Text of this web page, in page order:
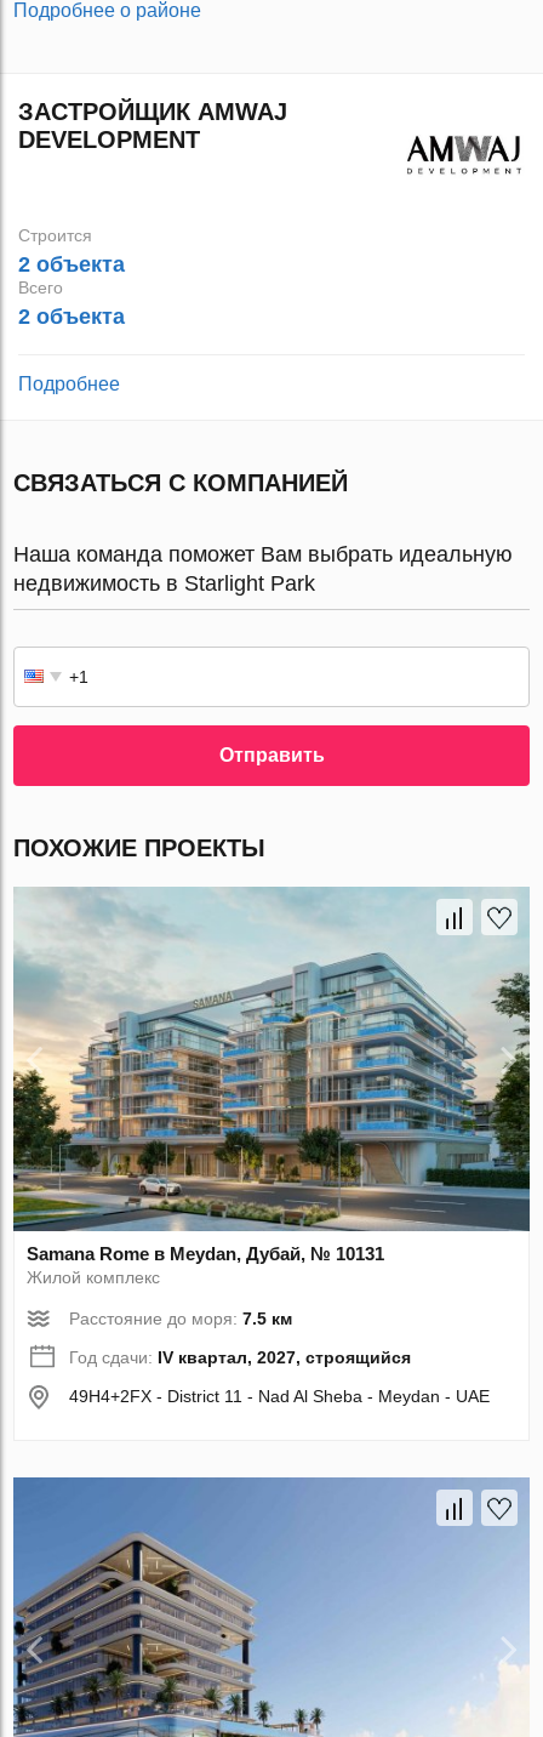
Подробнее о районе
ЗАСТРОЙЩИК AMWAJ
DEVELOPMENT
Строится
2 объекта
Всего
2 объекта
Подробнее
СВЯЗАТЬСЯ С КОМПАНИЕЙ
Наша команда поможет Вам выбрать идеальную
недвижимость в Starlight Park
Отправить
ПОХОЖИЕ ПРОЕКТЫ
Samana Rome в Meydan, Дубай, № 10131
Жилой комплекс
Расстояние до моря:7.5 км
Год сдачи: IV квартал, 2027, строящийся
49H4+2FX - District 11 - Nad Al Sheba - Meydan - UAE